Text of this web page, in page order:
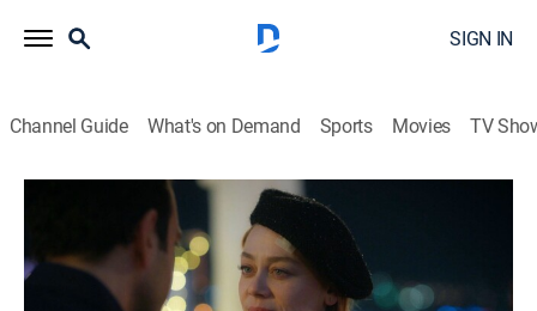
SIGN IN
Channel Guide What's on Demand Sports Movies TV
Bahar: Esencia de mujer
S1 E63 | Es oficial
0h 43m|Drama, Soap TEL Telemundo |2025